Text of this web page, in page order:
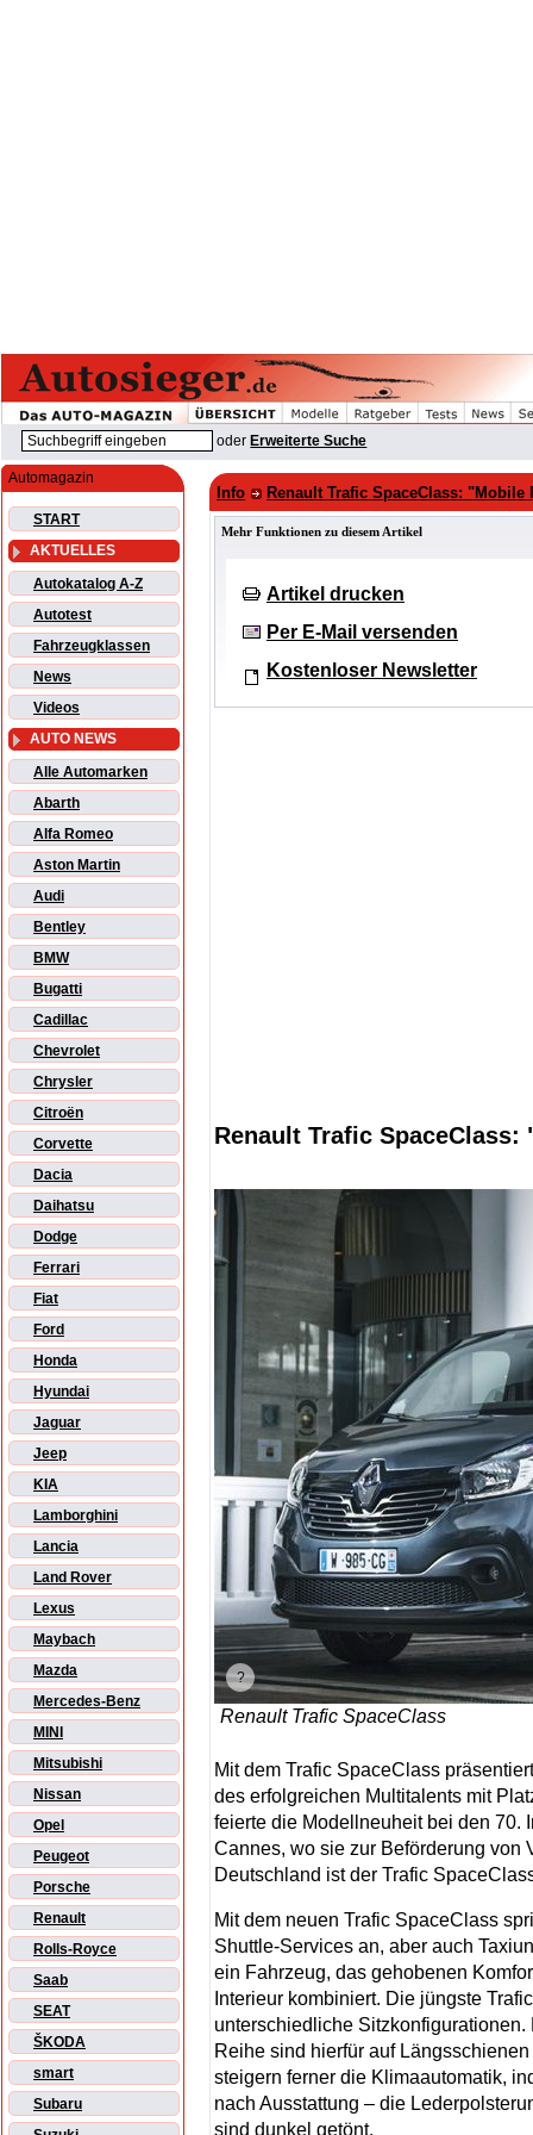
oder Erweiterte Suche
Automagazin
START
AKTUELLES
Autokatalog A-Z
Autotest
Fahrzeugklassen
News
Videos
AUTO NEWS
Alle Automarken
Abarth
Alfa Romeo
Aston Martin
Audi
Bentley
BMW
Bugatti
Cadillac
Chevrolet
Chrysler
Citroën
Corvette
Dacia
Daihatsu
Dodge
Ferrari
Fiat
Ford
Honda
Hyundai
Jaguar
Jeep
KIA
Lamborghini
Lancia
Land Rover
Lexus
Maybach
Mazda
Mercedes-Benz
MINI
Mitsubishi
Nissan
Opel
Peugeot
Porsche
Renault
Rolls-Royce
Saab
SEAT
ŠKODA
smart
Subaru
Info Renault Trafic SpaceClass:
Mehr Funktionen zu diesem Artikel
Artikel drucken
Per E-Mail versenden
Kostenloser Newsletter
Renault Trafic
Renault Trafic SpaceClass
Mit dem Trafic SpaceClass
des erfolgreichen Multitalents mit
feierte die Modellneuheit bei den 70.
Cannes, wo sie zur Beförderung von
Deutschland ist der Trafic
Mit dem neuen Trafic SpaceClass
Shuttle-Services an, aber auch
ein Fahrzeug, das gehobenen
Interieur kombiniert. Die jüngste
unterschiedliche
Reihe sind hierfür auf
steigern ferner die Klimaautomatik,
nach Ausstattung – die
sind dunkel getönt.